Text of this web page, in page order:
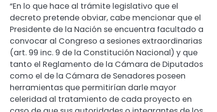
“En lo que hace al trámite legislativo que el
decreto pretende obviar, cabe mencionar que el
Presidente de la Nación se encuentra facultado a
convocar al Congreso a sesiones extraordinarias
(art. 99 inc. 9 de la Constitución Nacional) y que
tanto el Reglamento de la Cámara de Diputados
como el de la Cámara de Senadores poseen
herramientas que permitirían darle mayor
celeridad al tratamiento de cada proyecto en